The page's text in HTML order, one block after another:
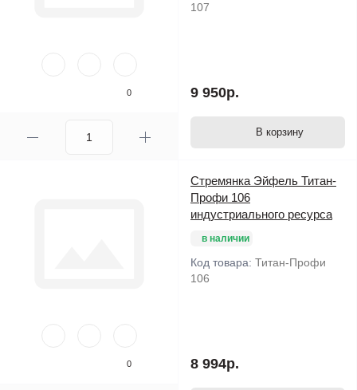
0
107
9 950р.
В корзину
0
Стремянка Эйфель Титан-
Профи 106
индустриального ресурса
в наличии
Код товара: Титан-Профи
106
8 994р.